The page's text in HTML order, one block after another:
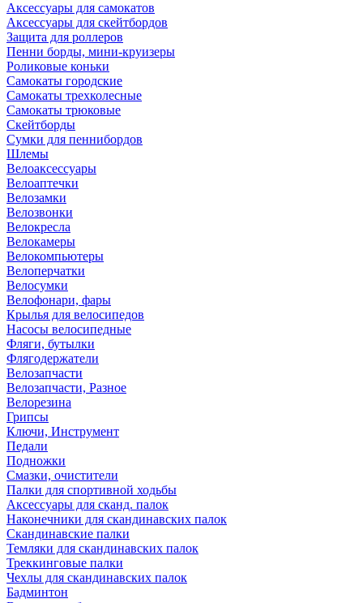
Аксессуары для самокатов
Аксессуары для скейтбордов
Защита для роллеров
Пенни борды, мини-круизеры
Роликовые коньки
Самокаты городские
Самокаты трехколесные
Самокаты трюковые
Скейтборды
Сумки для пеннибордов
Шлемы
Велоаксессуары
Велоаптечки
Велозамки
Велозвонки
Велокресла
Велокамеры
Велокомпьютеры
Велоперчатки
Велосумки
Велофонари, фары
Крылья для велосипедов
Насосы велосипедные
Фляги, бутылки
Флягодержатели
Велозапчасти
Велозапчасти, Разное
Велорезина
Грипсы
Ключи, Инструмент
Педали
Подножки
Смазки, очистители
Палки для спортивной ходьбы
Аксессуары для сканд. палок
Наконечники для скандинавских палок
Скандинавские палки
Темляки для скандинавских палок
Треккинговые палки
Чехлы для скандинавских палок
Бадминтон